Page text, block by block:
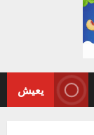
يعيش